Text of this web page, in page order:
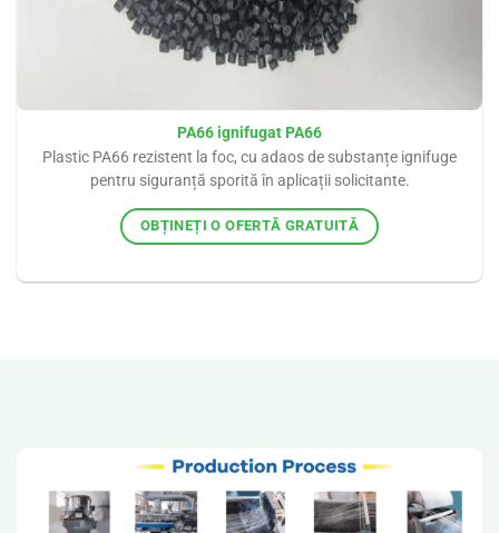
PA66 ignifugat PA66
Plastic PA66 rezistent la foc, cu adaos de substanțe ignifuge
pentru siguranță sporită în aplicații solicitante.
OBȚINEȚI O OFERTĂ GRATUITĂ